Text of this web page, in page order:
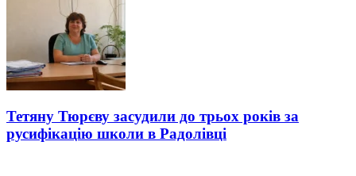
Тетяну Тюрєву засудили до трьох років за
русифікацію школи в Радолівці